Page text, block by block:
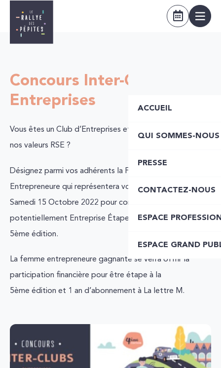
ACCUEIL
QUI SOMMES-NOUS
PRESSE
CONTACTEZ-NOUS
ESPACE
ESPACE GRAND
Concours Inter-Clubs
Entreprises
Vous êtes un Club d’Entreprises et vous partagez
nos valeurs RSE ?
Désignez parmi vos adhérents la Femme
Entrepreneure qui représentera votre Club le
Samedi 15 Octobre 2022 pour concourir et être
potentiellement Entreprise Étape pour la
5ème édition.
La femme entrepreneure gagnante se verra offrir la
participation financière pour être étape à la
5ème édition et 1 an d’abonnement à La lettre M.